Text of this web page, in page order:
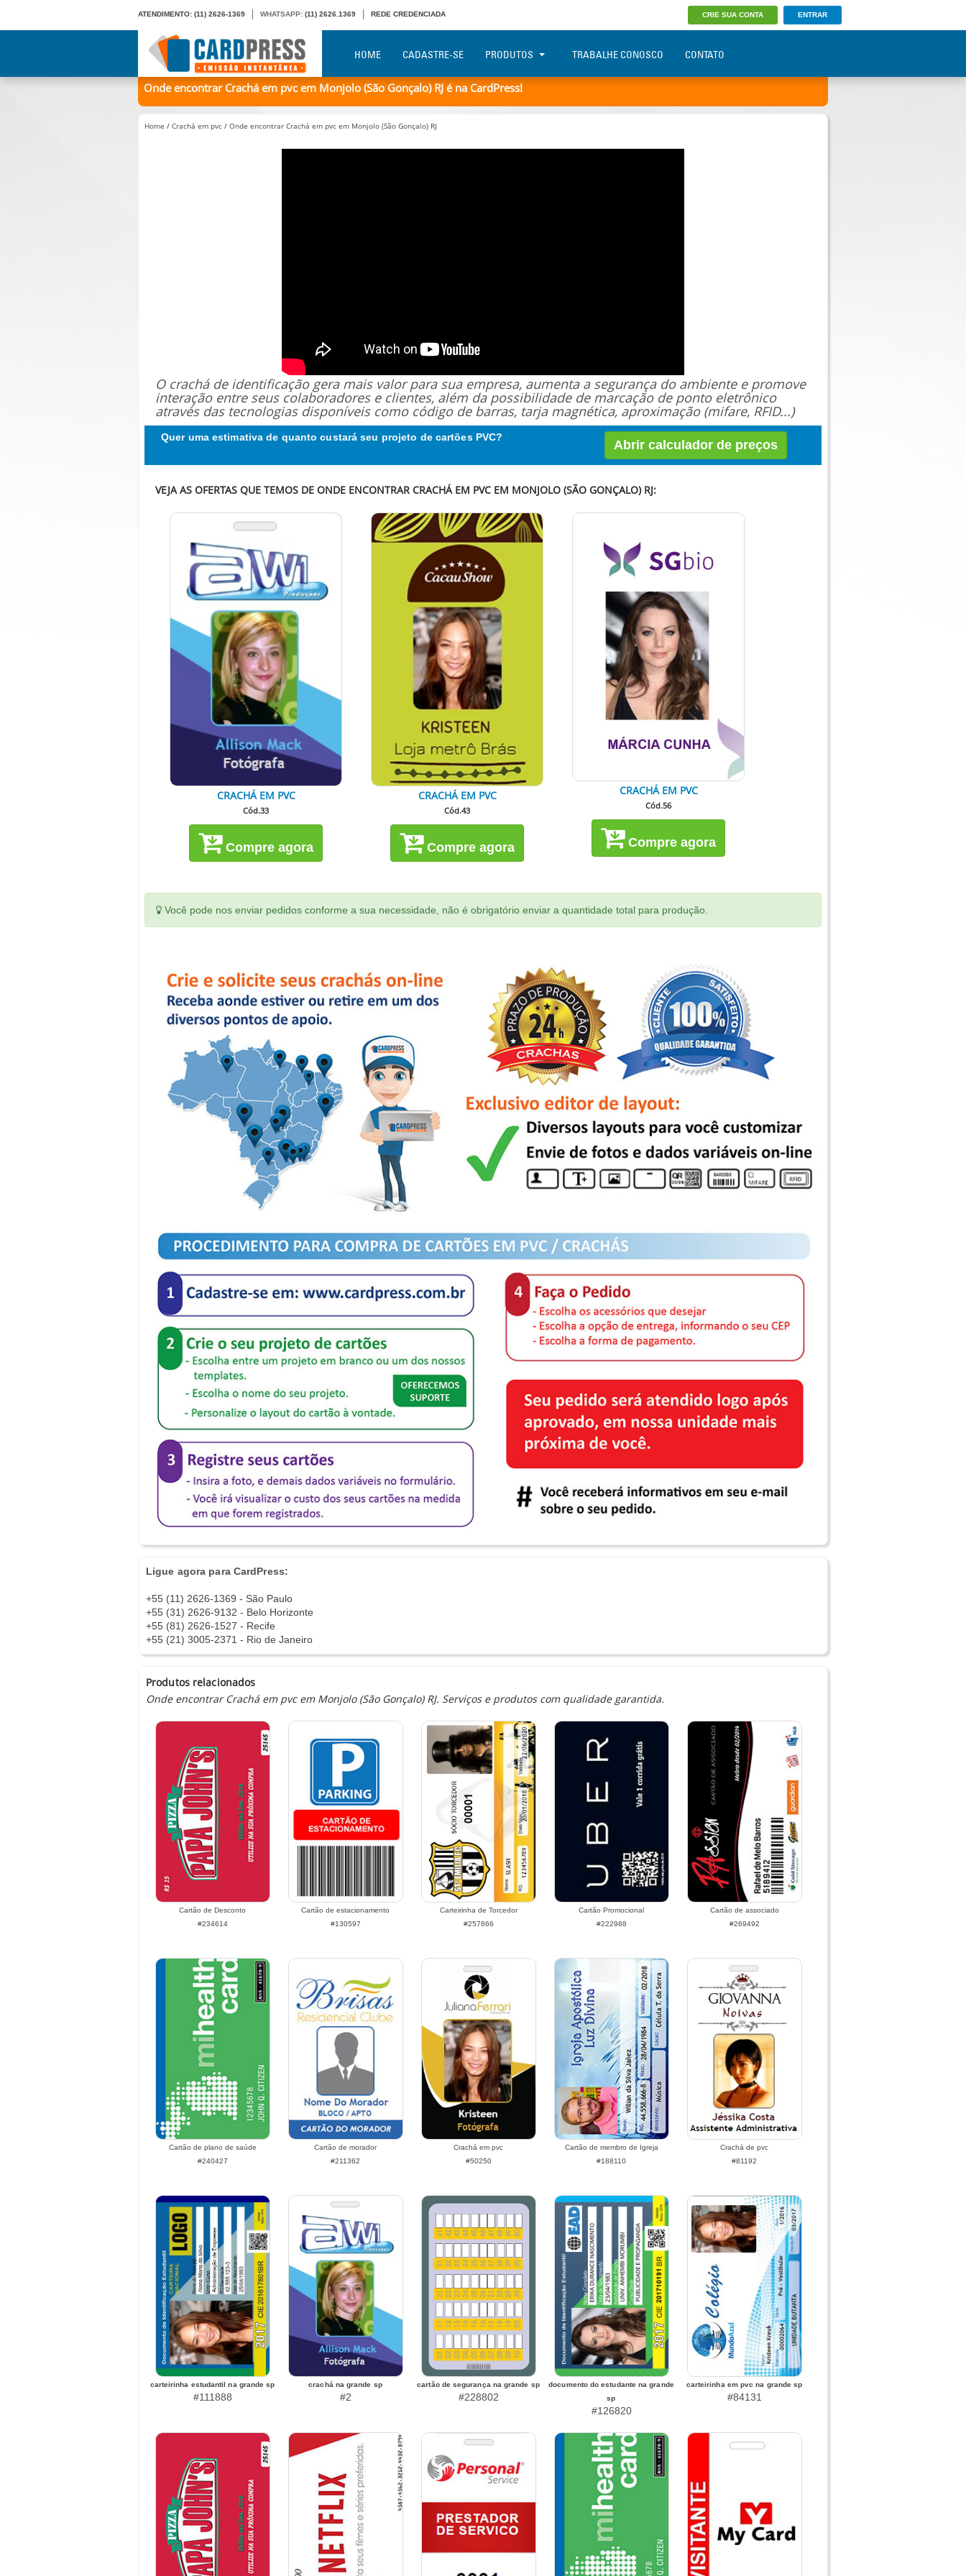
ATENDIMENTO: (11) 2626-1369 WHATSAPP: (11) 2626.1369 REDE CREDENCIADA CRIE SUA CONTA ENTRAR
HOME CADASTRE-SE PRODUTOS TRABALHE CONOSCO CONTATO
Onde encontrar Crachá em pvc em Monjolo (São Gonçalo) RJ é na CardPress!
Home / Crachá em pvc / Onde encontrar Crachá em pvc em Monjolo (São Gonçalo) RJ
O crachá de identificação gera mais valor para sua empresa, aumenta a segurança do ambiente e promove
interação entre seus colaboradores e clientes, além da possibilidade de marcação de ponto eletrônico
através das tecnologias disponíveis como código de barras, tarja magnética, aproximação (mifare, RFID...)
Quer uma estimativa de quanto custará seu projeto de cartões PVC?
Abrir calculador de preços
VEJA AS OFERTAS QUE TEMOS DE ONDE ENCONTRAR CRACHÁ EM PVC EM MONJOLO (SÃO GONÇALO) RJ:
CRACHÁ EM PVC
Cód.33
Compre agora
CRACHÁ EM PVC
Cód.43
Compre agora
CRACHÁ EM PVC
Cód.56
Compre agora
Você pode nos enviar pedidos conforme a sua necessidade, não é obrigatório enviar a quantidade total para produção.
Ligue agora para CardPress:
+55 (11) 2626-1369 - São Paulo
+55 (31) 2626-9132 - Belo Horizonte
+55 (81) 2626-1527 - Recife
+55 (21) 3005-2371 - Rio de Janeiro
Produtos relacionados
Onde encontrar Crachá em pvc em Monjolo (São Gonçalo) RJ. Serviços e produtos com qualidade garantida.
Cartão de Desconto
#234614
Cartão de estacionamento
#130597
Carteirinha de Torcedor
#257866
Cartão Promocional
#222988
Cartão de associado
#269492
Cartão de plano de saúde
#240427
Cartão de morador
#211362
Crachá em pvc
#50250
Cartão de membro de Igreja
#188110
Crachá de pvc
#81192
carteirinha estudantil na grande sp
#111888
crachá na grande sp
#2
cartão de segurança na grande sp
#228802
documento do estudante na grande
sp
#126820
carteirinha em pvc na grande sp
#84131